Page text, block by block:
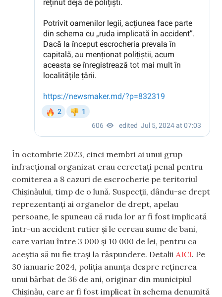
În octombrie 2023, cinci membri ai unui grup
infracțional organizat erau cercetați penal pentru
comiterea a 8 cazuri de escrocherie pe teritoriul
Chișinăului, timp de o lună. Suspecții, dându-se drept
reprezentanți ai organelor de drept, apelau
persoane, le spuneau că ruda lor ar fi fost implicată
într-un accident rutier și le cereau sume de bani,
care variau între 3 000 și 10 000 de lei, pentru ca
aceștia să nu fie trași la răspundere. Detalii AICI. Pe
30 ianuarie 2024, poliția anunța despre reținerea
unui bărbat de 36 de ani, originar din municipiul
Chișinău, care ar fi fost implicat în schema denumită